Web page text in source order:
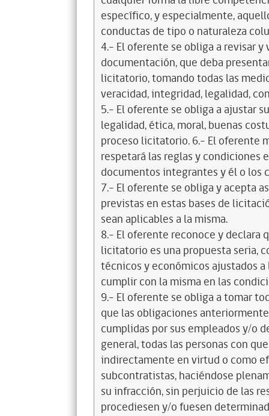
específico, y especialmente,
conductas de tipo o naturaleza
4.- El oferente se obliga a revisar
documentación, que deba
licitatorio, tomando todas las
veracidad, integridad, legalidad,
5.- El oferente se obliga a ajustar
legalidad, ética, moral, buenas
proceso licitatorio. 6.- El oferente
respetará las reglas y condiciones
documentos integrantes y él o los
7.- El oferente se obliga y acepta
previstas en estas bases de
sean aplicables a la misma.
8.- El oferente reconoce y declara
licitatorio es una propuesta seria,
técnicos y económicos ajustados
cumplir con la misma en las
9.- El oferente se obliga a tomar
que las obligaciones
cumplidas por sus empleados y/o
general, todas las personas con
indirectamente en virtud o como
subcontratistas, haciéndose
su infracción, sin perjuicio de las
procediesen y/o fuesen